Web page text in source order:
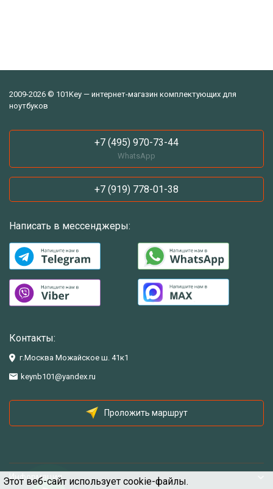
Этот веб-сайт использует cookie-файлы.
2009-2026 © 101Key — интернет-магазин комплектующих для
ноутбуков
+7 (495) 970-73-44
WhatsApp
+7 (919) 778-01-38
Написать в мессенджеры:
Контакты:
г.Москва Можайское ш. 41к1
keynb101@yandex.ru
Проложить маршрут
Информация